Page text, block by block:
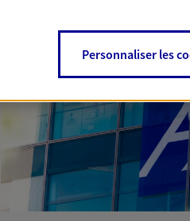
Personnaliser les